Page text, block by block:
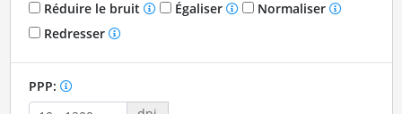
Réduire le bruit
Égaliser
Normaliser
Redresser
PPP: